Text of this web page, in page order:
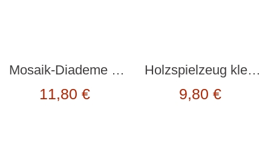
Mosaik-Diademe “DO IT YOURSELF – WIE EINE PRINZESSIN” mit Glitzersteinen von DJECO
11,80 €
Holzspielzeug klein “RENNWAGEN” in gelb von BAJO
9,80 €